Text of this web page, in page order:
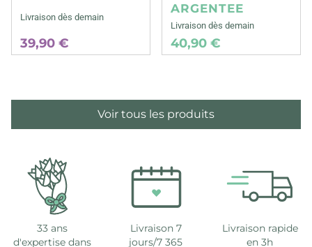
Livraison dès demain
39,90 €
ARGENTEE
Livraison dès demain
40,90 €
Voir tous les produits
33 ans
d'expertise dans
Livraison 7
jours/7 365
Livraison rapide
en 3h